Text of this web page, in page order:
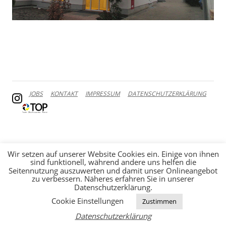
JOBS KONTAKT IMPRESSUM DATENSCHUTZERKLÄRUNG
Wir setzen auf unserer Website Cookies ein. Einige von ihnen
sind funktionell, während andere uns helfen die
Seitennutzung auszuwerten und damit unser Onlineangebot
zu verbessern. Näheres erfahren Sie in unserer
Datenschutzerklärung.
Cookie Einstellungen
Zustimmen
Datenschutzerklärung